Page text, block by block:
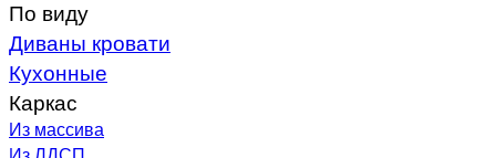
По виду
Диваны кровати
Кухонные
Каркас
Из массива